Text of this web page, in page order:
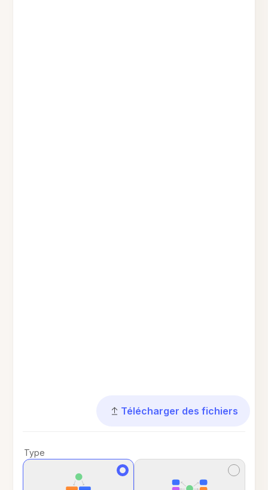
Télécharger des fichiers
Type